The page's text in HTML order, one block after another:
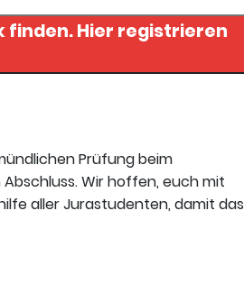
registrieren
Prüfung beim
Wir hoffen, euch mit
aller Jurastudenten, damit das